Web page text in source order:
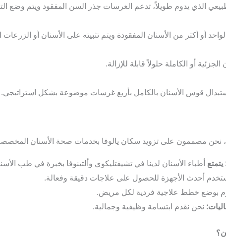
الذي يدوم طويلاً، تدعم الغرسات جذر السن المفقود ويتم وضع
أو أكثر من الأسنان المفقودة ويتم تثبيته على الأسنان أو الزرعات
أو الكاملة حلولاً قابلة للإزالة.
قوس الأسنان بالكامل بأربع غرسات موضوعة بشكل استراتيجي.
، نحن مصممون على تزويد سكان يالوفا بخدمات صحة الأسنان المخصصة
يتمتع أطباء الأسنان لدينا في تشيفتليكوي وألتينوفا بخبرة في طب
أحدث الأجهزة للحصول على علاجات دقيقة وفعالة.
بوضع خطط علاجية فردية لكل مريض.
: نحن نقدم ابتسامة وظيفية وجمالية.